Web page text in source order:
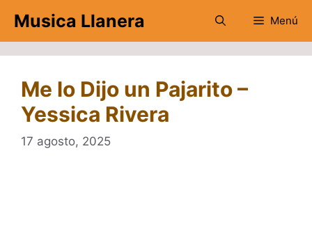
contenido
Musica Llanera Menú
Me lo Dijo un Pajarito –
Yessica Rivera
17 agosto, 2025